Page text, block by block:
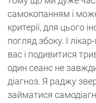
самокопанням і
критерії, для цього
погляд збоку. І
вас і подивитися
один сеанс не
діагноз. Я раджу
займатися